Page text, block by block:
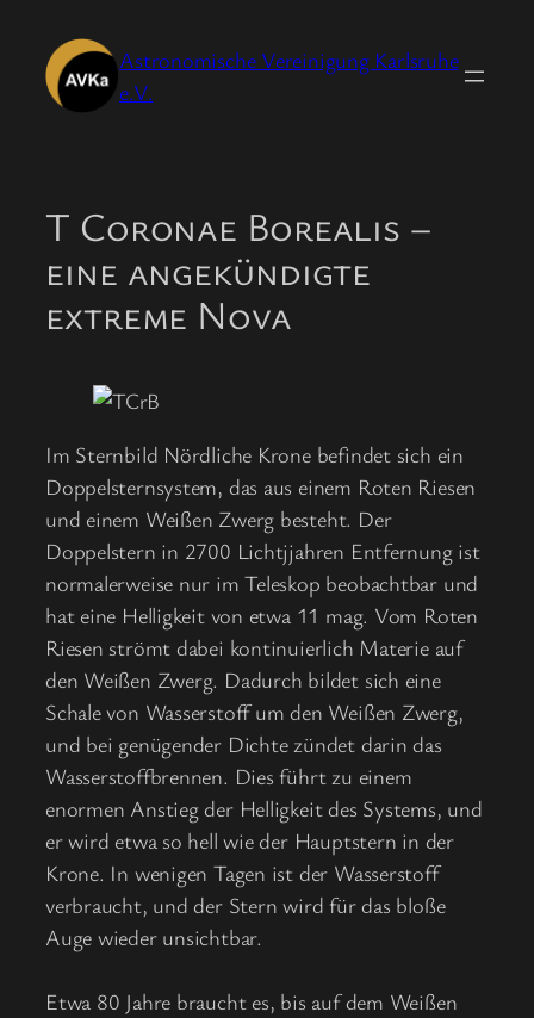
Inhalt
springen
Astronomische Vereinigung Karlsruhe
e.V.
T Coronae Borealis –
eine angekündigte
extreme Nova
Im Sternbild Nördliche Krone befindet sich ein
Doppelsternsystem, das aus einem Roten Riesen
und einem Weißen Zwerg besteht. Der
Doppelstern in 2700 Lichtjjahren Entfernung ist
normalerweise nur im Teleskop beobachtbar und
hat eine Helligkeit von etwa 11 mag. Vom Roten
Riesen strömt dabei kontinuierlich Materie auf
den Weißen Zwerg. Dadurch bildet sich eine
Schale von Wasserstoff um den Weißen Zwerg,
und bei genügender Dichte zündet darin das
Wasserstoffbrennen. Dies führt zu einem
enormen Anstieg der Helligkeit des Systems, und
er wird etwa so hell wie der Hauptstern in der
Krone. In wenigen Tagen ist der Wasserstoff
verbraucht, und der Stern wird für das bloße
Auge wieder unsichtbar.
Etwa 80 Jahre braucht es, bis auf dem Weißen